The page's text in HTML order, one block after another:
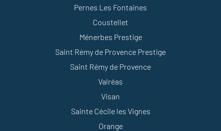
Pernes Les Fontaines
Coustellet
Ménerbes Prestige
Saint Rémy de Provence Prestige
Saint Rémy de Provence
Valréas
Visan
Sainte Cécile les Vignes
Orange